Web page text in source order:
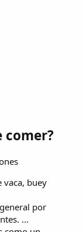
comer?
vaca, buey
por
...